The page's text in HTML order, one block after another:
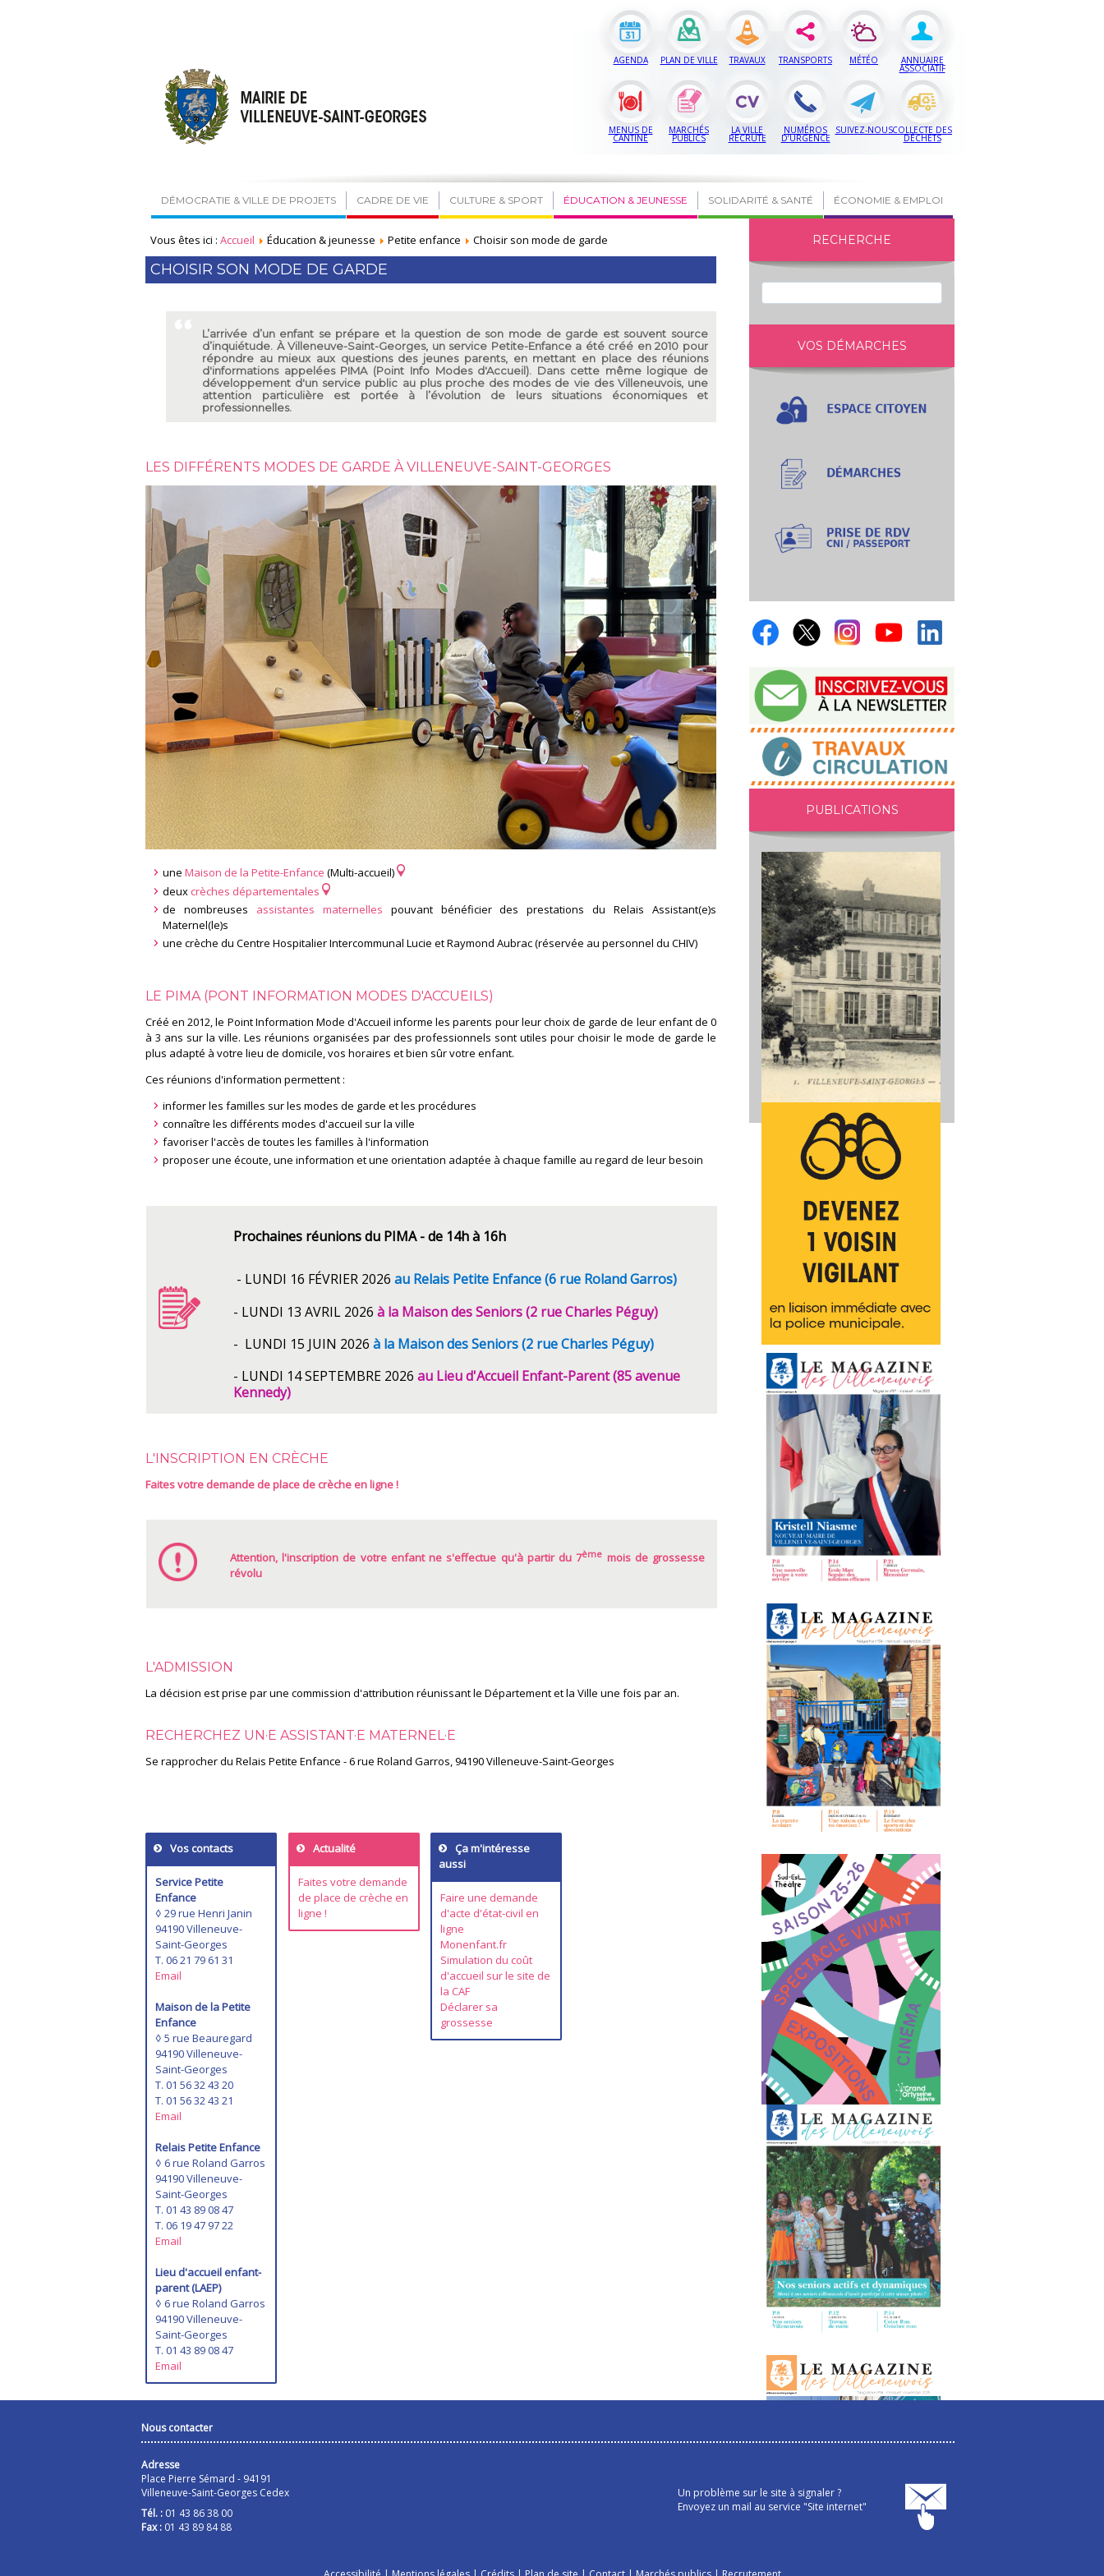
AGENDA PLAN DE VILLE TRAVAUX TRANSPORTS MÉTÉO ANNUAIRE
ASSOCIATIF
MENUS DE
CANTINE
MARCHÉS
PUBLICS
LA VILLE
RECRUTE
NUMÉROS
D’URGENCE
SUIVEZ-NOUSCOLLECTE DES
DÉCHETS
DÉMOCRATIE & VILLE DE PROJETS CADRE DE VIE CULTURE & SPORT ÉDUCATION & JEUNESSE SOLIDARITÉ & SANTÉ ÉCONOMIE & EMPLOI
Vous êtes ici : Accueil Éducation & jeunesse Petite enfance Choisir son mode de garde
CHOISIR SON MODE DE GARDE
L’arrivée d’un enfant se prépare et la question de son mode de garde est souvent source
d’inquiétude. À Villeneuve-Saint-Georges, un service Petite-Enfance a été créé en 2010 pour
répondre au mieux aux questions des jeunes parents, en mettant en place des réunions
d'informations appelées PIMA (Point Info Modes d'Accueil). Dans cette même logique de
développement d'un service public au plus proche des modes de vie des Villeneuvois, une
attention particulière est portée à l’évolution de leurs situations économiques et
professionnelles.
LES DIFFÉRENTS MODES DE GARDE À VILLENEUVE-SAINT-GEORGES
une Maison de la Petite-Enfance (Multi-accueil)
deux crèches départementales
de nombreuses assistantes maternelles pouvant bénéficier des prestations du Relais Assistant(e)s
Maternel(le)s
une crèche du Centre Hospitalier Intercommunal Lucie et Raymond Aubrac (réservée au personnel du CHIV)
LE PIMA (PONT INFORMATION MODES D'ACCUEILS)
Créé en 2012, le Point Information Mode d'Accueil informe les parents pour leur choix de garde de leur enfant de 0
à 3 ans sur la ville. Les réunions organisées par des professionnels sont utiles pour choisir le mode de garde le
plus adapté à votre lieu de domicile, vos horaires et bien sûr votre enfant.
Ces réunions d'information permettent :
informer les familles sur les modes de garde et les procédures
connaître les différents modes d'accueil sur la ville
favoriser l'accès de toutes les familles à l'information
proposer une écoute, une information et une orientation adaptée à chaque famille au regard de leur besoin
Prochaines réunions du PIMA - de 14h à 16h
- LUNDI 16 FÉVRIER 2026 au Relais Petite Enfance (6 rue Roland Garros)
- LUNDI 13 AVRIL 2026 à la Maison des Seniors (2 rue Charles Péguy)
- LUNDI 15 JUIN 2026 à la Maison des Seniors (2 rue Charles Péguy)
- LUNDI 14 SEPTEMBRE 2026 au Lieu d'Accueil Enfant-Parent(85 avenue
Kennedy)
L'INSCRIPTION EN CRÈCHE
Faites votre demande de place de crèche en ligne !
Attention, l'inscription de votre enfant ne s'effectue qu'à partir du 7ème mois de grossesse
révolu
L'ADMISSION
La décision est prise par une commission d'attribution réunissant le Département et la Ville une fois par an.
RECHERCHEZ UN·E ASSISTANT·E MATERNEL·E
Se rapprocher du Relais Petite Enfance - 6 rue Roland Garros, 94190 Villeneuve-Saint-Georges
Vos contacts
Service Petite
Enfance
◊ 29 rue Henri Janin
94190 Villeneuve-
Saint-Georges
T. 06 21 79 61 31
Email
Maison de la Petite
Enfance
◊ 5 rue Beauregard
94190 Villeneuve-
Saint-Georges
T. 01 56 32 43 20
T. 01 56 32 43 21
Email
Relais Petite Enfance
◊ 6 rue Roland Garros
94190 Villeneuve-
Saint-Georges
T. 01 43 89 08 47
T. 06 19 47 97 22
Email
Lieu d'accueil enfant-
parent (LAEP)
◊ 6 rue Roland Garros
94190 Villeneuve-
Saint-Georges
T. 01 43 89 08 47
Email
Actualité
Faites votre demande
de place de crèche en
ligne !
Ça m'intéresse
aussi
Faire une demande
d'acte d'état-civil en
ligne
Monenfant.fr
Simulation du coût
d'accueil sur le site de
la CAF
Déclarer sa
grossesse
RECHERCHE
VOS DÉMARCHES
PUBLICATIONS
Nous contacter
Adresse
Place Pierre Sémard - 94191
Villeneuve-Saint-Georges Cedex
Tél. : 01 43 86 38 00
Fax : 01 43 89 84 88
Un problème sur le site à signaler ?
Envoyez un mail au service "Site internet"